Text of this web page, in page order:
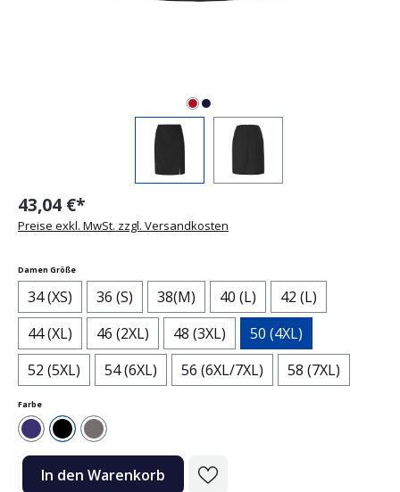
43,04 €*
Preise exkl. MwSt. zzgl. Versandkosten
Damen Größeauswählen
34 (XS) 36 (S) 38(M) 40 (L)
42 (L)
44 (XL)
46 (2XL) 48 (3XL)
50 (4XL)
52 (5XL)
54 (6XL) 56 (6XL/7XL) 58 (7XL)
Farbeauswählen
NavySchwarzDunkelgrau
Produkt Anzahl: Gib den gewünschten Wert ein oder benutze die
In den Warenkorb